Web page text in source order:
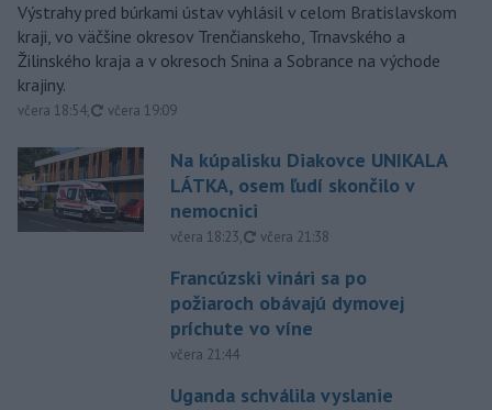
Výstrahy pred búrkami ústav vyhlásil v celom Bratislavskom
kraji, vo väčšine okresov Trenčianskeho, Trnavského a
Žilinského kraja a v okresoch Snina a Sobrance na východe
krajiny.
včera 18:54, aktualizované
včera 19:09
Na kúpalisku Diakovce UNIKALA
LÁTKA, osem ľudí skončilo v
nemocnici
včera 18:23, aktualizované
včera 21:38
Francúzski vinári sa po
požiaroch obávajú dymovej
príchute vo víne
včera 21:44
Uganda schválila vyslanie